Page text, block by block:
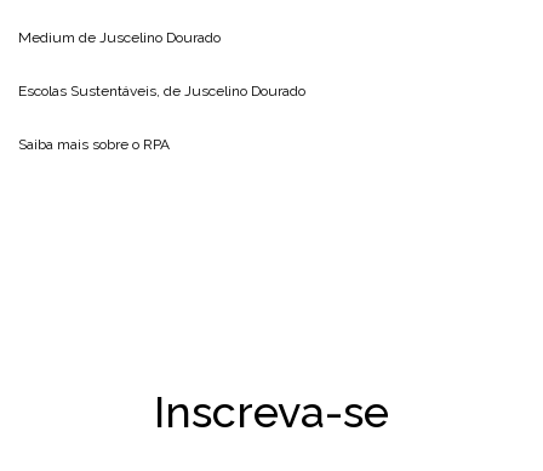
Medium de Juscelino Dourado
Escolas Sustentáveis, de Juscelino Dourado
Saiba mais sobre o RPA
Inscreva-se